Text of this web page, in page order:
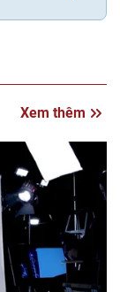
Xem thêm